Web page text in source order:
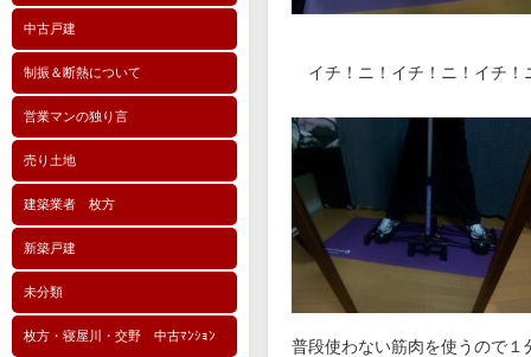
中古戸建
制振＆断熱について
営業マンの独り言
売り土地
建築業者 枚方
新築戸建
未分類
枚方・寝屋川・交野 中古ﾏﾝｼｮﾝ
イチ！ニ！イチ！ニ！イチ！
普段使わない筋肉を使うので１